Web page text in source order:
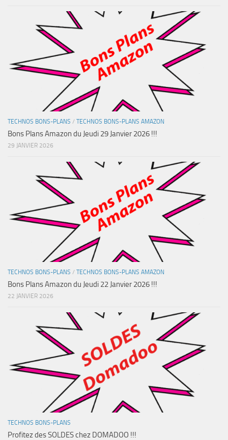
TECHNOS BONS-PLANS / TECHNOS BONS-PLANS AMAZON
Bons Plans Amazon du Jeudi 29 Janvier 2026 !!!
29 JANVIER 2026
TECHNOS BONS-PLANS / TECHNOS BONS-PLANS AMAZON
Bons Plans Amazon du Jeudi 22 Janvier 2026 !!!
22 JANVIER 2026
TECHNOS BONS-PLANS
Profitez des SOLDES chez DOMADOO !!!